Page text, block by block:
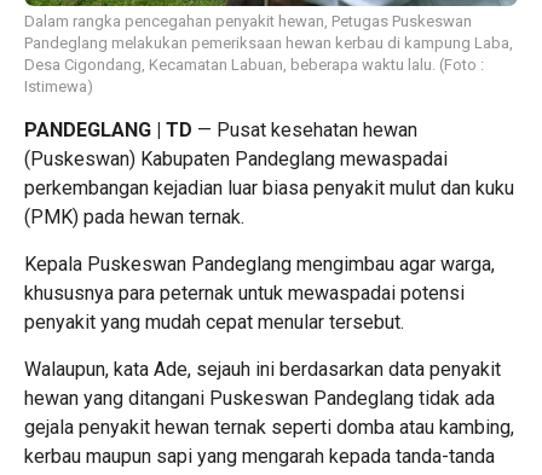
Dalam rangka pencegahan penyakit hewan, Petugas Puskeswan
Pandeglang melakukan pemeriksaan hewan kerbau di kampung Laba,
Desa Cigondang, Kecamatan Labuan, beberapa waktu lalu. (Foto :
Istimewa)
PANDEGLANG | TD — Pusat kesehatan hewan
(Puskeswan) Kabupaten Pandeglang mewaspadai
perkembangan kejadian luar biasa penyakit mulut dan kuku
(PMK) pada hewan ternak.
Kepala Puskeswan Pandeglang mengimbau agar warga,
khususnya para peternak untuk mewaspadai potensi
penyakit yang mudah cepat menular tersebut.
Walaupun, kata Ade, sejauh ini berdasarkan data penyakit
hewan yang ditangani Puskeswan Pandeglang tidak ada
gejala penyakit hewan ternak seperti domba atau kambing,
kerbau maupun sapi yang mengarah kepada tanda-tanda